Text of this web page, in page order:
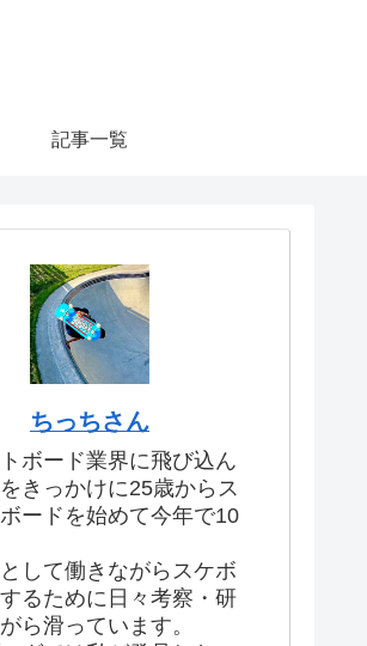
記事一覧
ちっちさん
ボード業界に飛び込ん
きっかけに25歳からス
ードを始めて今年で10
して働きながらスケボ
るために日々考察・研
ら滑っています。